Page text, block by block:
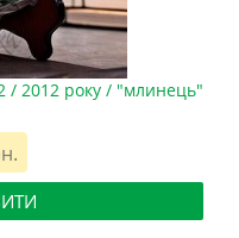
/ 2012 року / "млинець"